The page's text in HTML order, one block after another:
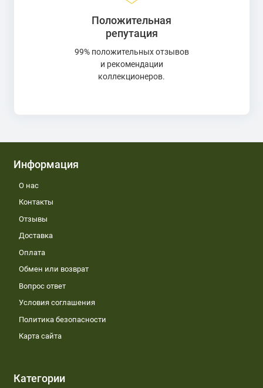
Положительная
репутация
99% положительных отзывов
и рекомендации
коллекционеров.
Информация
О нас
Контакты
Отзывы
Доставка
Оплата
Обмен или возврат
Вопрос ответ
Условия соглашения
Политика безопасности
Карта сайта
Категории